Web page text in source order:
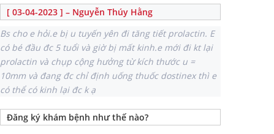
[ 03-04-2023 ] – Nguyễn Thúy Hằng
Bs cho e hỏi.e bị u tuyến yên đi tăng tiết prolactin. E
có bé đầu đc 5 tuổi và giờ bị mất kinh.e mới đi kt lại
prolactin và chụp cộng hưởng từ kích thước u =
10mm và đang đc chỉ định uống thuốc dostinex thì e
có thể có kinh lại đc k ạ
Đăng ký khám bệnh như thế nào?